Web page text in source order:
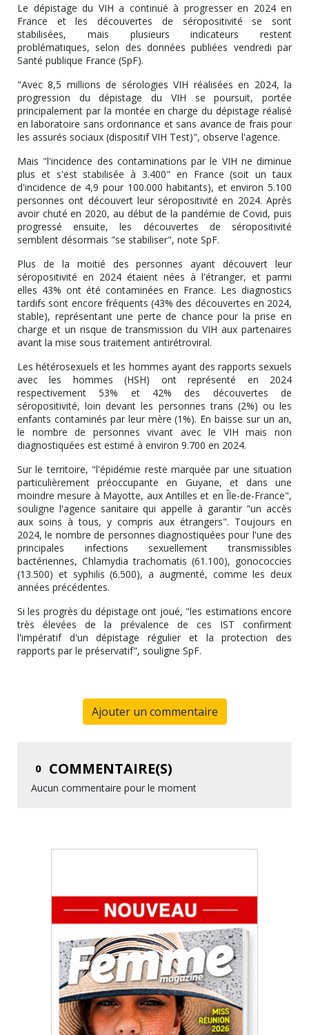
Le dépistage du VIH a continué à progresser en 2024 en
France et les découvertes de séropositivité se sont
stabilisées, mais plusieurs indicateurs restent
problématiques, selon des données publiées vendredi par
Santé publique France (SpF).
"Avec 8,5 millions de sérologies VIH réalisées en 2024, la
progression du dépistage du VIH se poursuit, portée
principalement par la montée en charge du dépistage réalisé
en laboratoire sans ordonnance et sans avance de frais pour
les assurés sociaux (dispositif VIH Test)", observe l'agence.
Mais "l'incidence des contaminations par le VIH ne diminue
plus et s'est stabilisée à 3.400" en France (soit un taux
d'incidence de 4,9 pour 100.000 habitants), et environ 5.100
personnes ont découvert leur séropositivité en 2024. Après
avoir chuté en 2020, au début de la pandémie de Covid, puis
progressé ensuite, les découvertes de séropositivité
semblent désormais "se stabiliser", note SpF.
Plus de la moitié des personnes ayant découvert leur
séropositivité en 2024 étaient nées à l'étranger, et parmi
elles 43% ont été contaminées en France. Les diagnostics
tardifs sont encore fréquents (43% des découvertes en 2024,
stable), représentant une perte de chance pour la prise en
charge et un risque de transmission du VIH aux partenaires
avant la mise sous traitement antirétroviral.
Les hétérosexuels et les hommes ayant des rapports sexuels
avec les hommes (HSH) ont représenté en 2024
respectivement 53% et 42% des découvertes de
séropositivité, loin devant les personnes trans (2%) ou les
enfants contaminés par leur mère (1%). En baisse sur un an,
le nombre de personnes vivant avec le VIH mais non
diagnostiquées est estimé à environ 9.700 en 2024.
Sur le territoire, "l'épidémie reste marquée par une situation
particulièrement préoccupante en Guyane, et dans une
moindre mesure à Mayotte, aux Antilles et en Île-de-France",
souligne l'agence sanitaire qui appelle à garantir "un accès
aux soins à tous, y compris aux étrangers". Toujours en
2024, le nombre de personnes diagnostiquées pour l'une des
principales infections sexuellement transmissibles
bactériennes, Chlamydia trachomatis (61.100), gonococcies
(13.500) et syphilis (6.500), a augmenté, comme les deux
années précédentes.
Si les progrès du dépistage ont joué, "les estimations encore
très élevées de la prévalence de ces IST confirment
l'impératif d'un dépistage régulier et la protection des
rapports par le préservatif", souligne SpF.
Ajouter un commentaire
0 COMMENTAIRE(S)
Aucun commentaire pour le moment